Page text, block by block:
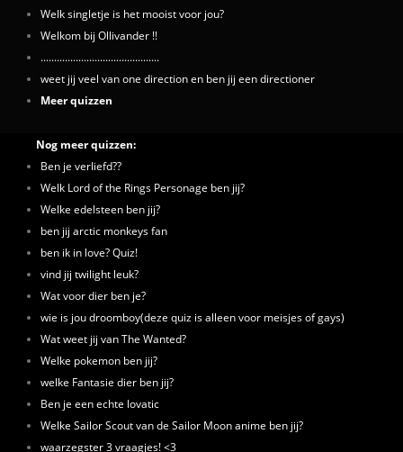
Welk singletje is het mooist voor jou?
Welkom bij Ollivander !!
............................................
weet jij veel van one direction en ben jij een directioner
Meer quizzen
Nog meer quizzen:
Ben je verliefd??
Welk Lord of the Rings Personage ben jij?
Welke edelsteen ben jij?
ben jij arctic monkeys fan
ben ik in love? Quiz!
vind jij twilight leuk?
Wat voor dier ben je?
wie is jou droomboy(deze quiz is alleen voor meisjes of gays)
Wat weet jij van The Wanted?
Welke pokemon ben jij?
welke Fantasie dier ben jij?
Ben je een echte lovatic
Welke Sailor Scout van de Sailor Moon anime ben jij?
waarzegster 3 vraagjes! <3